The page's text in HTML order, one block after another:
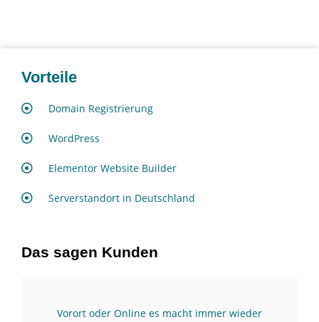
Vorteile
Domain Registrierung
WordPress
Elementor Website Builder
Serverstandort in Deutschland
Das sagen Kunden
Vorort oder Online es macht immer wieder